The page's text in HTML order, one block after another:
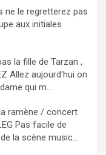
ne le regretterez pas
aux initiales
la fille de Tarzan ,
Allez aujourd'hui on
qui m...
ramène / concert
Pas facile de
la scène music...